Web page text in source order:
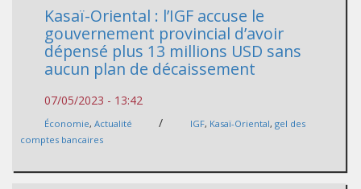
Kasaï-Oriental : l’IGF accuse le
gouvernement provincial d’avoir
dépensé plus 13 millions USD sans
aucun plan de décaissement
07/05/2023 - 13:42
Économie, Actualité / IGF, Kasaï-Oriental, gel des
comptes bancaires